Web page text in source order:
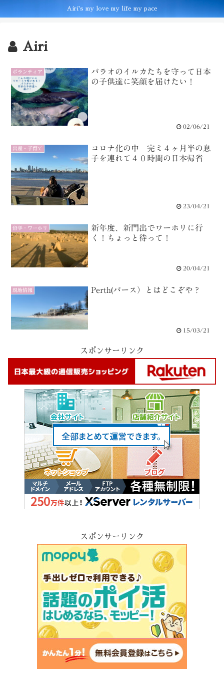
Airi's my love my life my pace
Airi
ボランティア
パラオのイルカたちを守って日本
の子供達に笑顔を届けたい！
02/06/21
出産・子育て
コロナ化の中 完ミ４ヶ月半の息
子を連れて４０時間の日本帰省
23/04/21
留学・ワーホリ
新年度、新門出でワーホリに行
く！ちょっと待って！
20/04/21
現地情報 Perth(パース）とはどこぞや？
15/03/21
スポンサーリンク
スポンサーリンク